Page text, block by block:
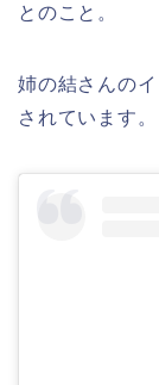
とのこと。
姉の結さんの
されています。